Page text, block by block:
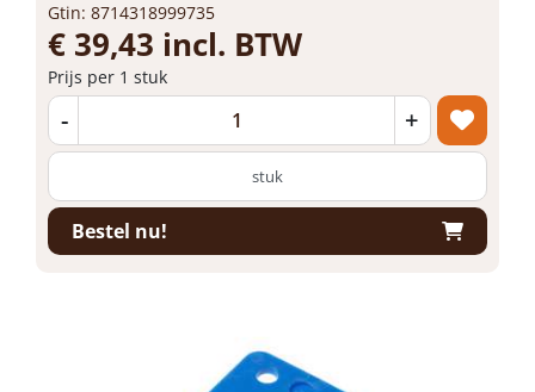
Gtin: 8714318999735
€ 39,43 incl. BTW
Prijs per 1 stuk
- +
stuk
Bestel nu!